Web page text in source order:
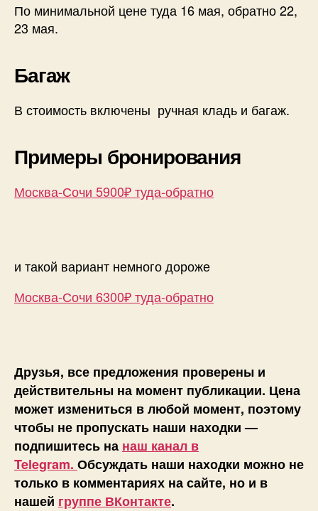
По минимальной цене туда 16 мая, обратно 22,
23 мая.
Багаж
В стоимость включены ручная кладь и багаж.
Примеры бронирования
Москва-Сочи 5900₽ туда-обратно
и такой вариант немного дороже
Москва-Сочи 6300₽ туда-обратно
Друзья, все предложения проверены и
действительны на момент публикации. Цена
может измениться в любой момент, поэтому
чтобы не пропускать наши находки —
подпишитесь на наш канал в
Telegram. Обсуждать наши находки можно не
только в комментариях на сайте, но и в
нашей группе ВКонтакте.